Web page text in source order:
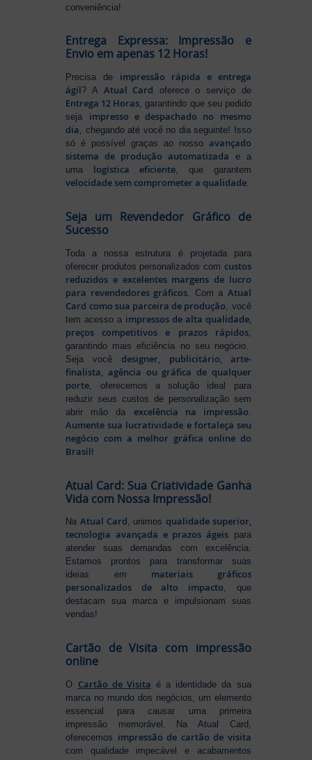
conveniência!
Entrega Expressa: Impressão e
Envio em apenas 12 Horas!
Precisa de impressão rápida e entrega
ágil? A Atual Card oferece o serviço de
Entrega 12 Horas, garantindo que seu pedido
seja impresso e despachado no mesmo
dia, chegando até você no dia seguinte! Isso
só é possível graças ao nosso avançado
sistema de produção automatizada e a
uma logística eficiente, que garantem
velocidade sem comprometer a qualidade.
Seja um Revendedor Gráfico de
Sucesso
Toda a nossa estrutura é projetada para
oferecer produtos personalizados com custos
reduzidos e excelentes margens de lucro
para revendedores gráficos . Com a Atual
Card como sua parceira de produção , você
tem acesso a impressos de alta qualidade,
preços competitivos e prazos rápidos,
garantindo mais eficiência no seu negócio.
Seja vocêdesigner, publicitário, arte-
finalista, agência ou gráfica de qualquer
porte , oferecemos a solução ideal para
reduzir seus custos de personalização sem
abrir mão da excelência na impressão
Aumente sua lucratividade e fortaleça seu
negócio com a melhor gráfica online do
Brasil!
Atual Card: Sua Criatividade Ganha
Vida com Nossa Impressão!
Na Atual Card, unimos qualidade superior,
tecnologia avançada e prazos ágeispara
atender suas demandas com excelência.
Estamos prontos para transformar suas
ideias em materiais gráficos
personalizados de alto impacto, que
destacam sua marca e impulsionam suas
vendas!
Cartão de Visita com impressão
online
O Cartão de Visita é a identidade da sua
marca no mundo dos negócios, um elemento
essencial para causar uma primeira
impressão memorável. Na Atual Card,
oferecemos impressão de cartão de visita
com qualidade impecável e acabamentos